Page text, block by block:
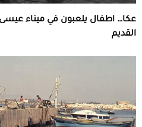
عكا… اطفال يلعبون في ميناء
القديم